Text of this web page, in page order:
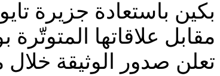
بكين باستعادة جزيرة
مقابل علاقاتها
تعلن صدور الوثيقة